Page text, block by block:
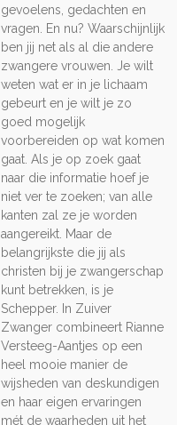
gevoelens, gedachten en
vragen. En nu? Waarschijnlijk
ben jij net als al die andere
zwangere vrouwen. Je wilt
weten wat er in je lichaam
gebeurt en je wilt je zo
goed mogelijk
voorbereiden op wat komen
gaat. Als je op zoek gaat
naar die informatie hoef je
niet ver te zoeken; van alle
kanten zal ze je worden
aangereikt. Maar de
belangrijkste die jij als
christen bij je zwangerschap
kunt betrekken, is je
Schepper. In Zuiver
Zwanger combineert Rianne
Versteeg-Aantjes op een
heel mooie manier de
wijsheden van deskundigen
en haar eigen ervaringen
mét de waarheden uit het